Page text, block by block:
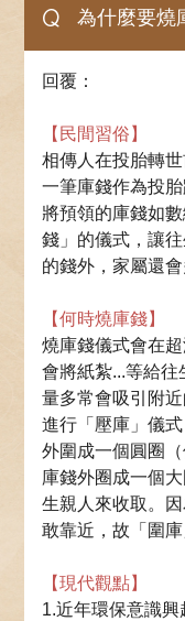
Q 為什麼要燒
回覆：
【民間習俗】
相傳人在投胎轉
一筆庫錢作為投
將預領的庫錢如
錢」的儀式，讓
的錢外，家屬還
【何時燒庫錢】
燒庫錢儀式會在
會將紙紮...等給
量多常會吸引附
進行「壓庫」儀
外圍成一個圓圈
庫錢外圈成一個
生親人來收取。
敢靠近，故「圍
【現代觀點】
1.近年環保意識